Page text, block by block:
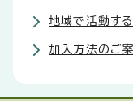
地域で活動す
加入方法のご案